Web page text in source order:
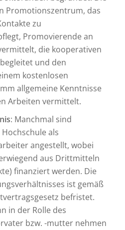
Promotionszentrum, das
zu
Promovierende an
die kooperativen
und den
kostenlosen
allgemeine Kenntnisse
Arbeiten vermittelt.
: Manchmal sind
als
angestellt, wobei
aus Drittmitteln
finanziert werden. Die
ist gemäß
befristet.
in der Rolle des
bzw. -mutter nehmen